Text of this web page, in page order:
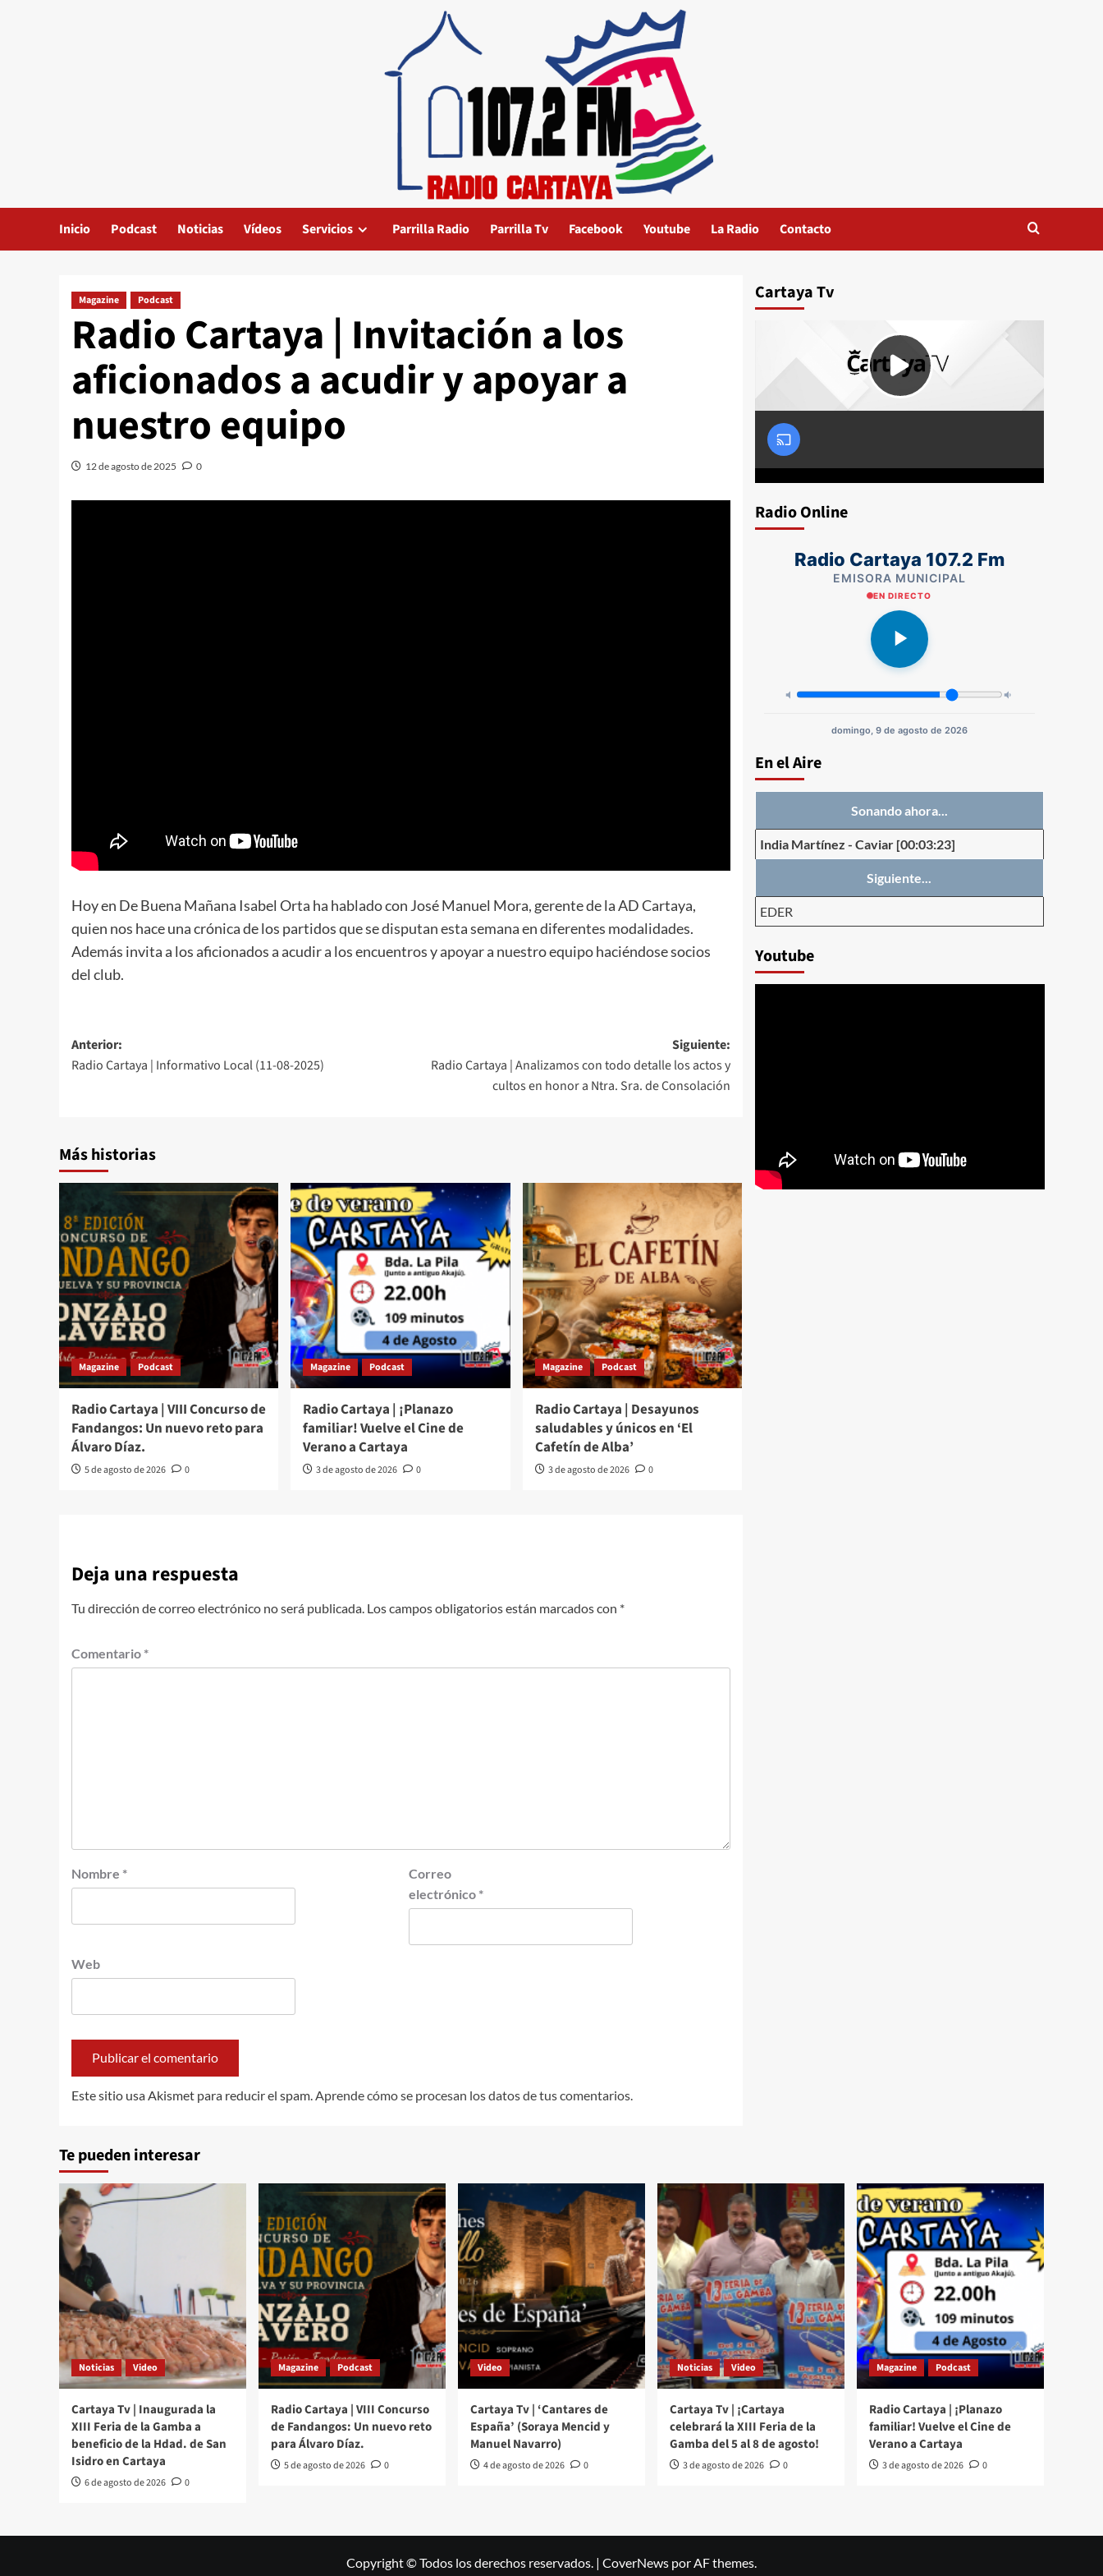
Inicio Podcast Noticias Vídeos Servicios Parrilla Radio Parrilla Tv Facebook Youtube La Radio Contacto
Magazine Podcast
Radio Cartaya | Invitación a los
aficionados a acudir y apoyar a
nuestro equipo
12 de agosto de 2025 0
Hoy en De Buena Mañana Isabel Orta ha hablado con José Manuel Mora, gerente de la AD Cartaya,
quien nos hace una crónica de los partidos que se disputan esta semana en diferentes modalidades.
Además invita a los aficionados a acudir a los encuentros y apoyar a nuestro equipo haciéndose socios
del club.
Anterior:
Radio Cartaya | Informativo Local (11-08-2025)
Siguiente:
Radio Cartaya | Analizamos con todo detalle los actos y
cultos en honor a Ntra. Sra. de Consolación
Más historias
Magazine Podcast
Radio Cartaya | VIII Concurso de
Fandangos: Un nuevo reto para
Álvaro Díaz.
5 de agosto de 2026 0
Magazine Podcast
Radio Cartaya | ¡Planazo
familiar! Vuelve el Cine de
Verano a Cartaya
3 de agosto de 2026 0
Magazine Podcast
Radio Cartaya | Desayunos
saludables y únicos en ‘El
Cafetín de Alba’
3 de agosto de 2026 0
Deja una respuesta
Tu dirección de correo electrónico no será publicada. Los campos obligatorios están marcados con *
Comentario *
Nombre *
Correo
electrónico *
Web
Este sitio usa Akismet para reducir el spam. Aprende cómo se procesan los datos de tus comentarios.
Cartaya Tv
Radio Online
Radio Cartaya 107.2 Fm
EMISORA MUNICIPAL
EN DIRECTO
domingo, 9 de agosto de 2026
En el Aire
Sonando ahora...
India Martínez - Caviar [00:03:23]
Siguiente...
EDER
Youtube
Te pueden interesar
Noticias Video
Cartaya Tv | Inaugurada la
XIII Feria de la Gamba a
beneficio de la Hdad. de San
Isidro en Cartaya
6 de agosto de 2026 0
Magazine Podcast
Radio Cartaya | VIII Concurso
de Fandangos: Un nuevo reto
para Álvaro Díaz.
5 de agosto de 2026 0
Video
Cartaya Tv | ‘Cantares de
España’ (Soraya Mencid y
Manuel Navarro)
4 de agosto de 2026 0
Noticias Video
Cartaya Tv | ¡Cartaya
celebrará la XIII Feria de la
Gamba del 5 al 8 de agosto!
3 de agosto de 2026 0
Magazine Podcast
Radio Cartaya | ¡Planazo
familiar! Vuelve el Cine de
Verano a Cartaya
3 de agosto de 2026 0
Copyright © Todos los derechos reservados. | CoverNews por AF themes.